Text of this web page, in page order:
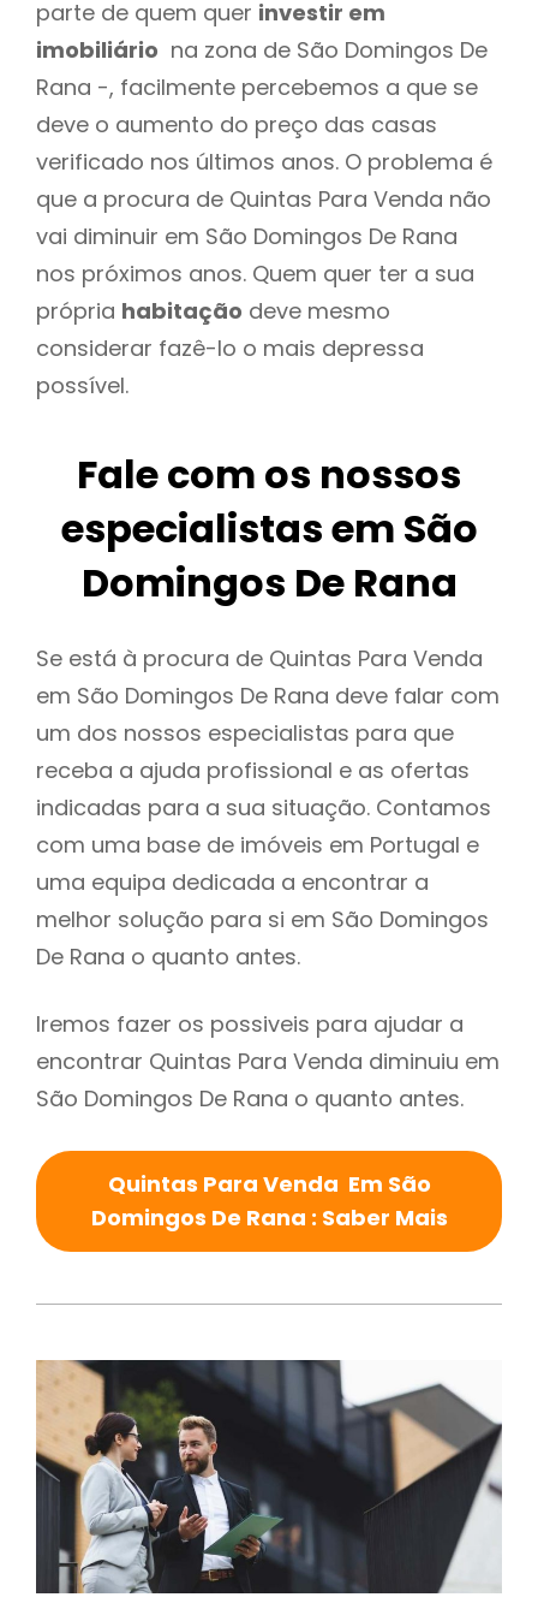
parte de quem quer investir em
imobiliário na zona de São Domingos De
Rana -, facilmente percebemos a que se
deve o aumento do preço das casas
verificado nos últimos anos. O problema é
que a procura de Quintas Para Venda não
vai diminuir em São Domingos De Rana
nos próximos anos. Quem quer ter a sua
própria habitação deve mesmo
considerar fazê-lo o mais depressa
possível.
Fale com os nossos
especialistas em São
Domingos De Rana
Se está à procura de Quintas Para Venda
em São Domingos De Rana deve falar com
um dos nossos especialistas para que
receba a ajuda profissional e as ofertas
indicadas para a sua situação. Contamos
com uma base de imóveis em Portugal e
uma equipa dedicada a encontrar a
melhor solução para si em São Domingos
De Rana o quanto antes.
Iremos fazer os possiveis para ajudar a
encontrar Quintas Para Venda diminuiu em
São Domingos De Rana o quanto antes.
Quintas Para Venda Em São
Domingos De Rana : Saber Mais